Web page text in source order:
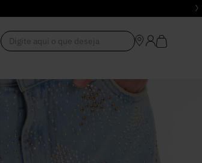
Digite aqui o que deseja
º Roupas